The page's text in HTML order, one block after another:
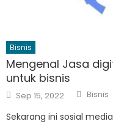
Bisnis
Mengenal Jasa
untuk bisnis
Posted
on
Sep 15, 2022 Author
Bisnis
Sekarang ini sosial